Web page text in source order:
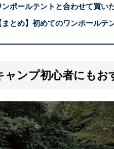
ンポールテントと合わせて買い
まとめ】初めてのワンポールテ
ャンプ初心者にも